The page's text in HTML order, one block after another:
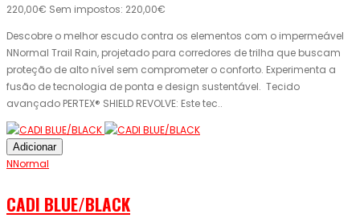
220,00€ Sem impostos: 220,00€
Descobre o melhor escudo contra os elementos com o impermeável
NNormal Trail Rain, projetado para corredores de trilha que buscam
proteção de alto nível sem comprometer o conforto. Experimenta a
fusão de tecnologia de ponta e design sustentável. Tecido
avançado PERTEX® SHIELD REVOLVE: Este tec..
Adicionar
NNormal
CADI BLUE/BLACK